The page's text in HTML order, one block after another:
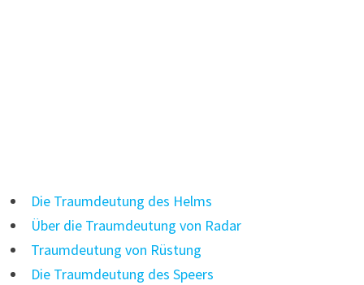
Die Traumdeutung des Helms
Über die Traumdeutung von Radar
Traumdeutung von Rüstung
Die Traumdeutung des Speers